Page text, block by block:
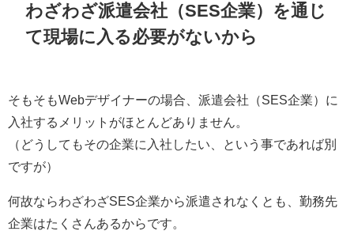
わざわざ派遣会社（SES企業）を通じ
て現場に入る必要がないから
そもそもWebデザイナーの場合、派遣会社（SES企業）に
入社するメリットがほとんどありません。
（どうしてもその企業に入社したい、という事であれば別
ですが）
何故ならわざわざSES企業から派遣されなくとも、勤務先
企業はたくさんあるからです。